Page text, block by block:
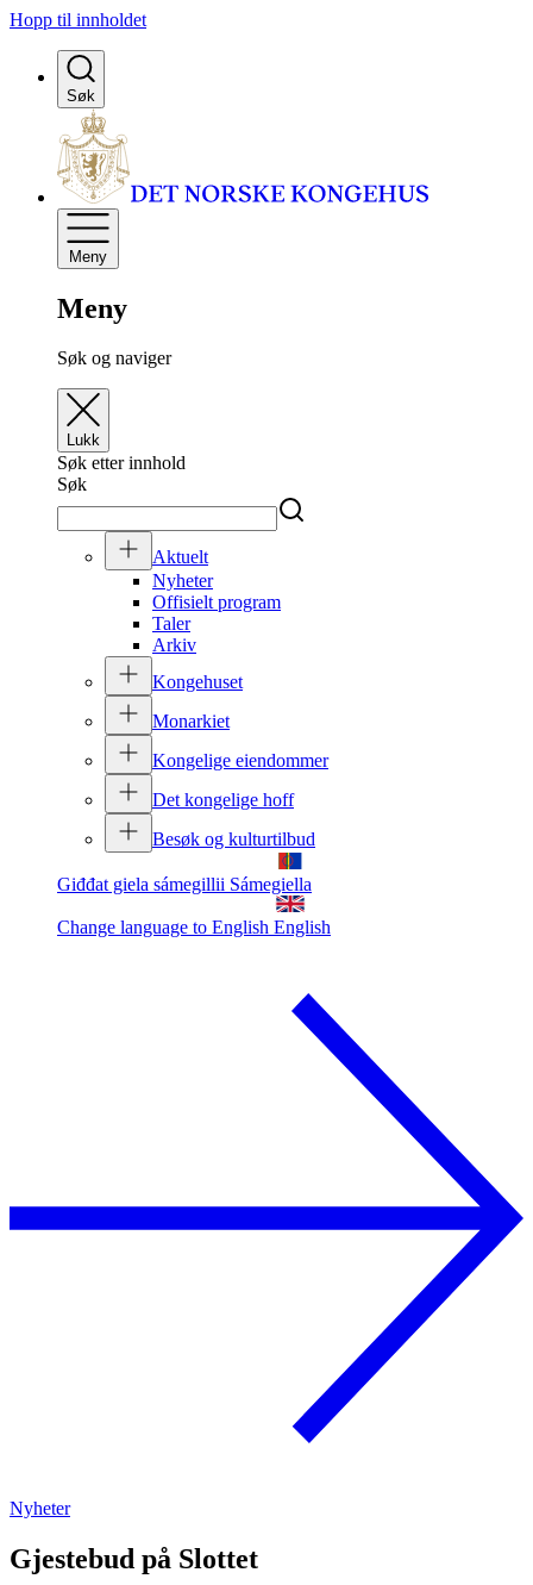
Hopp til innholdet
Søk
Meny
Meny
Søk og naviger
Lukk
Søk etter innhold
Søk
Aktuelt
Nyheter
Offisielt program
Taler
Arkiv
Kongehuset
Monarkiet
Kongelige eiendommer
Det kongelige hoff
Besøk og kulturtilbud
Giđđat giela sámegillii Sámegiella
Change language to English English
Nyheter
Gjestebud på Slottet